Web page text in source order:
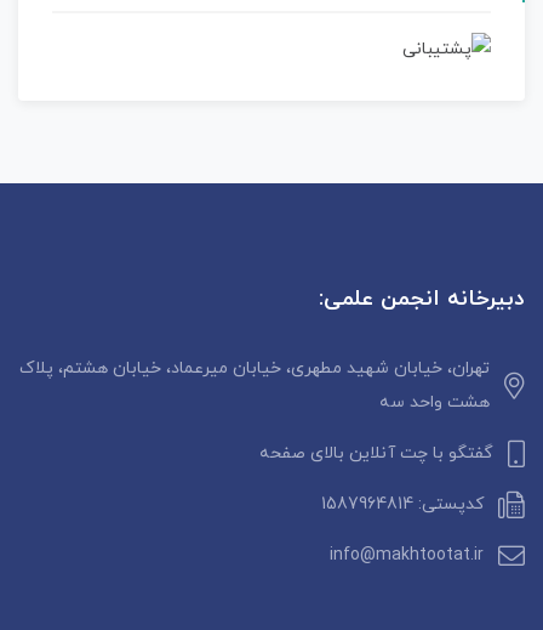
دبیرخانه انجمن علمی:
تهران، خیابان شهید مطهری، خیابان میرعماد، خیابان هشتم، پلاک
هشت واحد سه
گفتگو با چت آنلاین بالای صفحه
کدپستی: 1587964814
info@makhtootat.ir